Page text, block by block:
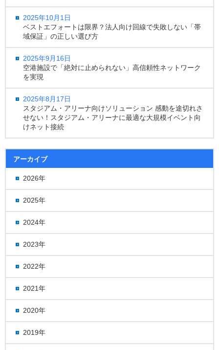
2025年10月1日
ベストエフォートは限界？法人向け回線で失敗しない「帯
域保証」の正しい選び方
2025年9月16日
空港施設で「絶対に止められない」高信頼性ネットワーク
を実現
2025年8月17日
スタジアム・アリーナ向けソリューション 感動を途切れさ
せない！スタジアム・アリーナに最適な大規模イベント向
けネット接続
アーカイブ
2026年
2025年
2024年
2023年
2022年
2021年
2020年
2019年